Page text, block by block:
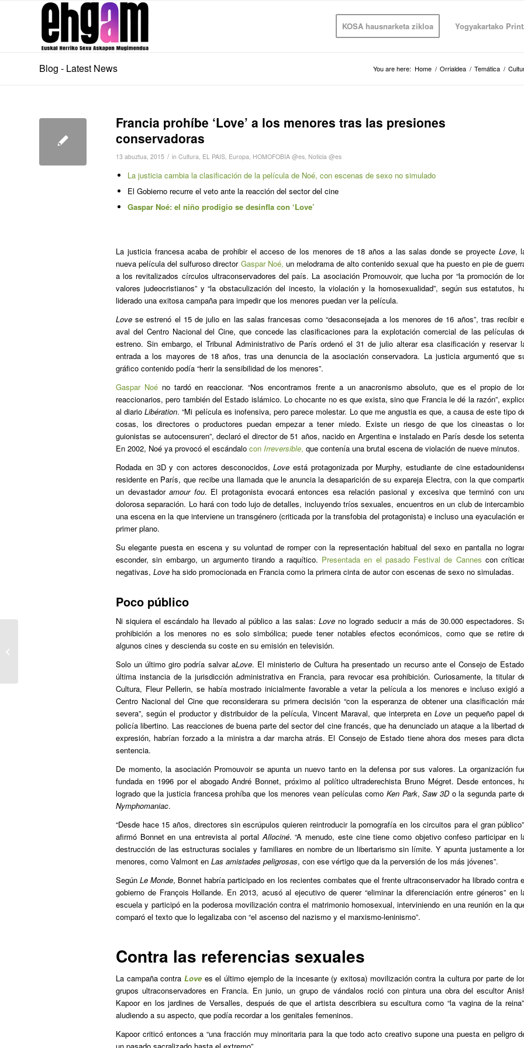
KOSA hausnarketa zikloa Yogyakartako
Blog - Latest News You are here: Home / Orrialdea / Temática /
Francia prohíbe ‘Love’ a los menores tras las presiones
conservadoras
13 abuztua, 2015 / in Cultura, EL PAIS, Europa, HOMOFOBIA @es, Noticia @es
La justicia cambia la clasificación de la película de Noé, con escenas de sexo no simulado
El Gobierno recurre el veto ante la reacción del sector del cine
Gaspar Noé: el niño prodigio se desinfla con ‘Love’
La justicia francesa acaba de prohibir el acceso de los menores de 18 años a las salas donde se proyecte Love,
nueva película del sulfuroso director Gaspar Noé, un melodrama de alto contenido sexual que ha puesto en pie de
a los revitalizados círculos ultraconservadores del país. La asociación Promouvoir, que lucha por “la promoción de
valores judeocristianos” y “la obstaculización del incesto, la violación y la homosexualidad”, según sus estatutos,
liderado una exitosa campaña para impedir que los menores puedan ver la película.
Love se estrenó el 15 de julio en las salas francesas como “desaconsejada a los menores de 16 años”, tras recibir
aval del Centro Nacional del Cine, que concede las clasificaciones para la explotación comercial de las películas
estreno. Sin embargo, el Tribunal Administrativo de París ordenó el 31 de julio alterar esa clasificación y reservar
entrada a los mayores de 18 años, tras una denuncia de la asociación conservadora. La justicia argumentó que
gráfico contenido podía “herir la sensibilidad de los menores”.
Gaspar Noéno tardó en reaccionar. “Nos encontramos frente a un anacronismo absoluto, que es el propio de
reaccionarios, pero también del Estado islámico. Lo chocante no es que exista, sino que Francia le dé la razón”,
al diarioLibération. “Mi película es inofensiva, pero parece molestar. Lo que me angustia es que, a causa de este tipo
cosas, los directores o productores puedan empezar a tener miedo. Existe un riesgo de que los cineastas o
guionistas se autocensuren”, declaró el director de 51 años, nacido en Argentina e instalado en París desde los
En 2002, Noé ya provocó el escándalo con Irreversible, que contenía una brutal escena de violación de nueve minutos.
Rodada en 3D y con actores desconocidos,Love está protagonizada por Murphy, estudiante de cine
residente en París, que recibe una llamada que le anuncia la desaparición de su expareja Electra, con la que
un devastadoramour fou. El protagonista evocará entonces esa relación pasional y excesiva que terminó con
dolorosa separación. Lo hará con todo lujo de detalles, incluyendo tríos sexuales, encuentros en un club de
una escena en la que interviene un transgénero (criticada por la transfobia del protagonista) e incluso una eyaculación
primer plano.
Su elegante puesta en escena y su voluntad de romper con la representación habitual del sexo en pantalla no
esconder, sin embargo, un argumento tirando a raquítico. Presentada en el pasado Festival de Cannes con
negativas, Love ha sido promocionada en Francia como la primera cinta de autor con escenas de sexo no simuladas.
Poco público
Ni siquiera el escándalo ha llevado al público a las salas:Love no logrado seducir a más de 30.000 espectadores.
prohibición a los menores no es solo simbólica; puede tener notables efectos económicos, como que se retire
algunos cines y descienda su coste en su emisión en televisión.
Solo un último giro podría salvar aLove. El ministerio de Cultura ha presentado un recurso ante el Consejo de
última instancia de la jurisdicción administrativa en Francia, para revocar esa prohibición. Curiosamente, la titular
Cultura, Fleur Pellerin, se había mostrado inicialmente favorable a vetar la película a los menores e incluso exigió
Centro Nacional del Cine que reconsiderara su primera decisión “con la esperanza de obtener una clasificación
severa”, según el productor y distribuidor de la película, Vincent Maraval, que interpreta enLove un pequeño papel
policía libertino. Las reacciones de buena parte del sector del cine francés, que ha denunciado un ataque a la libertad
expresión, habrían forzado a la ministra a dar marcha atrás. El Consejo de Estado tiene ahora dos meses para
sentencia.
De momento, la asociación Promouvoir se apunta un nuevo tanto en la defensa por sus valores. La organización
fundada en 1996 por el abogado André Bonnet, próximo al político ultraderechista Bruno Mégret. Desde entonces,
logrado que la justicia francesa prohíba que los menores vean películas como Ken Park,Saw 3Do la segunda parte
Nymphomaniac.
“Desde hace 15 años, directores sin escrúpulos quieren reintroducir la pornografía en los circuitos para el gran
afirmó Bonnet en una entrevista al portalAllociné. “A menudo, este cine tiene como objetivo confeso participar en
destrucción de las estructuras sociales y familiares en nombre de un libertarismo sin límite. Y apunta justamente a
menores, como Valmont en Las amistades peligrosas, con ese vértigo que da la perversión de los más jóvenes”.
SegúnLe Monde, Bonnet habría participado en los recientes combates que el frente ultraconservador ha librado contra
gobierno de François Hollande. En 2013, acusó al ejecutivo de querer “eliminar la diferenciación entre géneros” en
escuela y participó en la poderosa movilización contra el matrimonio homosexual, interviniendo en una reunión en la
comparó el texto que lo legalizaba con “el ascenso del nazismo y el marxismo-leninismo”.
Contra las referencias sexuales
La campaña contra Love es el último ejemplo de la incesante (y exitosa) movilización contra la cultura por parte de
grupos ultraconservadores en Francia. En junio, un grupo de vándalos roció con pintura una obra del escultor
Kapoor en los jardines de Versalles, después de que el artista describiera su escultura como “la vagina de la
aludiendo a su aspecto, que podía recordar a los genitales femeninos.
Kapoor criticó entonces a “una fracción muy minoritaria para la que todo acto creativo supone una puesta en peligro
un pasado sacralizado hasta el extremo”.
Nigerian kartzela arriskuan, lesbiana